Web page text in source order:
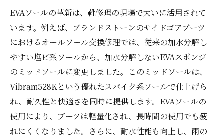
ンの魅力
修理後に感じるブランドストーンの価値
修理プロフェッショナルが語るブランドス
トーンの魅力
EVAソールの革新は、靴修理の現場で大いに活用されて
います。例えば、ブランドストーンのサイドゴアブーツ
におけるオールソール交換修理では、従来の加水分解し
やすい塩ビ系ソールから、加水分解しないEVAスポンジ
のミッドソールに変更しました。このミッドソールは、
Vibram528Kという優れたスパイク系ソールで仕上げら
れ、耐久性と快適さを同時に提供します。EVAソールの
使用により、ブーツは軽量化され、長時間の使用でも疲
れにくくなりました。さらに、耐水性能も向上し、雨の